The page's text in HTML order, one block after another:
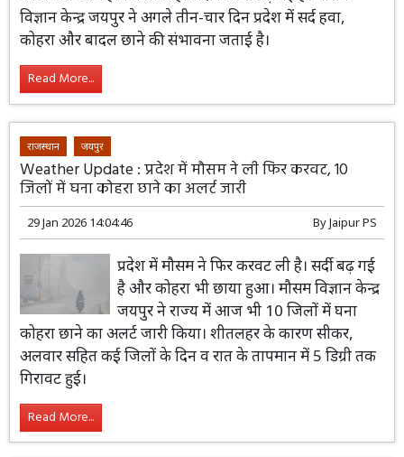
प्रदेश में एक बार फिर से सर्दी का असर बढ़ गया
है। पश्चिमी विक्षोभ का प्रभाव खत्म होने के साथ
जयपुर ने अगले तीन-चार दिन प्रदेश में सर्द हवा, कोहरा और बादल
छाने की संभावना जताई है।
Read More...
Weather Update : प्रदेश में मौसम ने ली फिर करवट, 10
जिलों में घना कोहरा छाने का अलर्ट जारी
29 Jan 2026 14:04:46 ByJaipur PS
प्रदेश में मौसम ने फिर करवट ली है। सर्दी बढ़ गई
है और कोहरा भी छाया हुआ। मौसम विज्ञान केन्द्र
कोहरा छाने का अलर्ट जारी किया। शीतलहर के कारण सीकर,
अलवार सहित कई जिलों के दिन व रात के तापमान में 5 डिग्री तक
गिरावट हुई।